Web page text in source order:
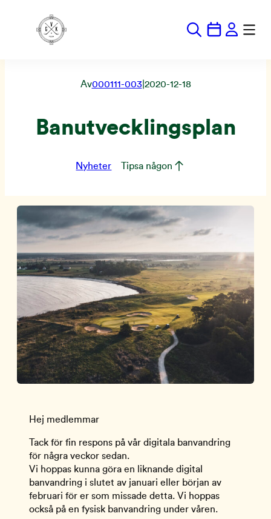
till
Av000111-003| 2020-12-18
Banutvecklingsplan
Nyheter Tipsa någon
Hej medlemmar
Tack för fin respons på vår digitala banvandring
för några veckor sedan.
Vi hoppas kunna göra en liknande digital
banvandring i slutet av januari eller början av
februari för er som missade detta. Vi hoppas
också på en fysisk banvandring under våren.